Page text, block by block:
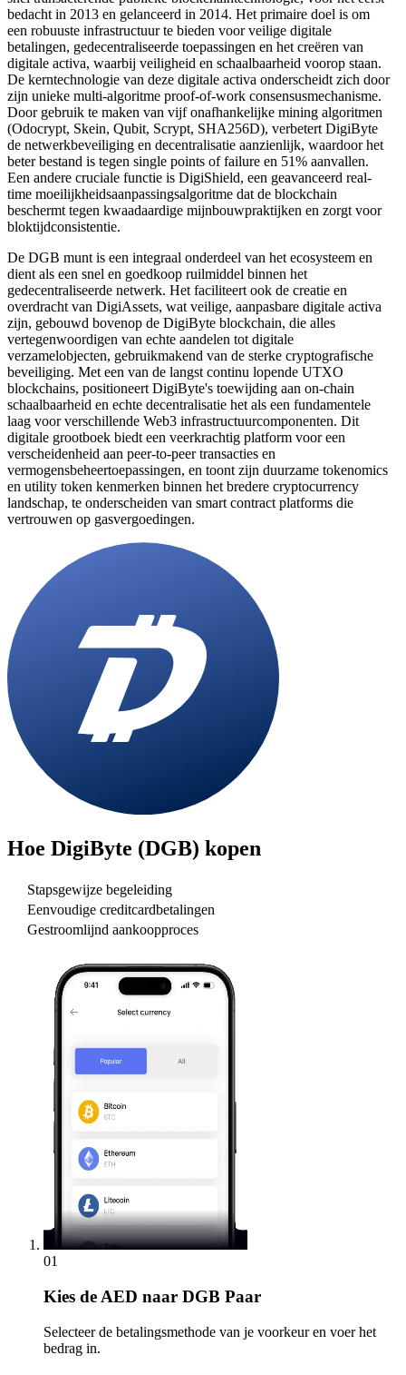
bedacht in 2013 en gelanceerd in 2014. Het primaire doel is om
een robuuste infrastructuur te bieden voor veilige digitale
betalingen, gedecentraliseerde toepassingen en het creëren van
digitale activa, waarbij veiligheid en schaalbaarheid voorop staan.
De kerntechnologie van deze digitale activa onderscheidt zich door
zijn unieke multi-algoritme proof-of-work consensusmechanisme.
Door gebruik te maken van vijf onafhankelijke mining algoritmen
(Odocrypt, Skein, Qubit, Scrypt, SHA256D), verbetert DigiByte
de netwerkbeveiliging en decentralisatie aanzienlijk, waardoor het
beter bestand is tegen single points of failure en 51% aanvallen.
Een andere cruciale functie is DigiShield, een geavanceerd real-
time moeilijkheidsaanpassingsalgoritme dat de blockchain
beschermt tegen kwaadaardige mijnbouwpraktijken en zorgt voor
bloktijdconsistentie.
De DGB munt is een integraal onderdeel van het ecosysteem en
dient als een snel en goedkoop ruilmiddel binnen het
gedecentraliseerde netwerk. Het faciliteert ook de creatie en
overdracht van DigiAssets, wat veilige, aanpasbare digitale activa
zijn, gebouwd bovenop de DigiByte blockchain, die alles
vertegenwoordigen van echte aandelen tot digitale
verzamelobjecten, gebruikmakend van de sterke cryptografische
beveiliging. Met een van de langst continu lopende UTXO
blockchains, positioneert DigiByte's toewijding aan on-chain
schaalbaarheid en echte decentralisatie het als een fundamentele
laag voor verschillende Web3 infrastructuurcomponenten. Dit
digitale grootboek biedt een veerkrachtig platform voor een
verscheidenheid aan peer-to-peer transacties en
vermogensbeheertoepassingen, en toont zijn duurzame tokenomics
en utility token kenmerken binnen het bredere cryptocurrency
landschap, te onderscheiden van smart contract platforms die
vertrouwen op gasvergoedingen.
Hoe DigiByte (DGB) kopen
Stapsgewijze begeleiding
Eenvoudige creditcardbetalingen
Gestroomlijnd aankoopproces
01
Kies de AED naar DGB Paar
Selecteer de betalingsmethode van je voorkeur en voer het
bedrag in.